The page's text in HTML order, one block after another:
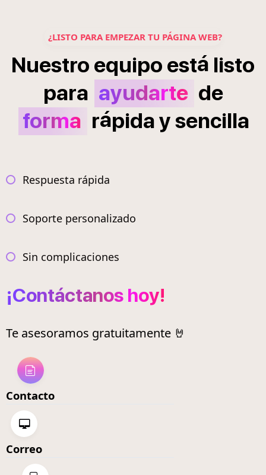
¿LISTO PARA EMPEZAR TU PÁGINA WEB?
Nuestro equipo está listo
para ayudarte de
forma rápidaysencilla
Respuesta rápida
Soporte personalizado
Sin complicaciones
¡Contáctanos hoy!
Te asesoramos gratuitamente 🤘
Contacto
Correo